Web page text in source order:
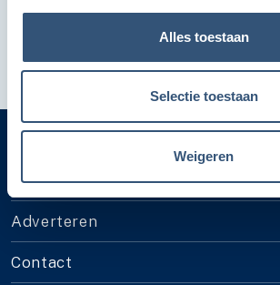
Alles toestaan
Selectie toestaan
Weigeren
Artikel
Hier kun je inloggen
Categorieën
Adverteren
Contact